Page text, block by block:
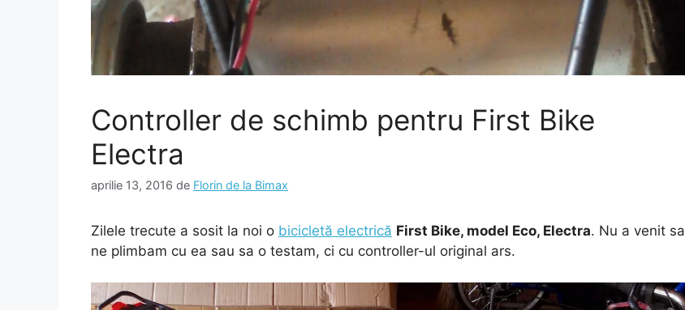
Controller de schimb pentru First Bike
Electra
aprilie 13, 2016 de Florin de la Bimax
Zilele trecute a sosit la noi o bicicletă electrică First Bike, model Eco, Electra. Nu a venit sa
ne plimbam cu ea sau sa o testam, ci cu controller-ul original ars.